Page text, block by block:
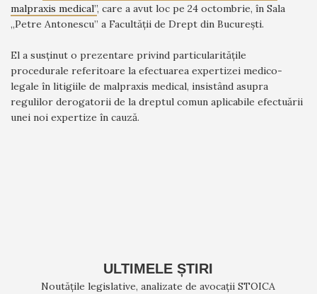
malpraxis medical”, care a avut loc pe 24 octombrie, în Sala
„Petre Antonescu” a Facultății de Drept din București.
El a susținut o prezentare privind particularitățile
procedurale referitoare la efectuarea expertizei medico-
legale în litigiile de malpraxis medical, insistând asupra
regulilor derogatorii de la dreptul comun aplicabile efectuării
unei noi expertize în cauză.
ULTIMELE ȘTIRI
Noutățile legislative, analizate de avocații STOICA